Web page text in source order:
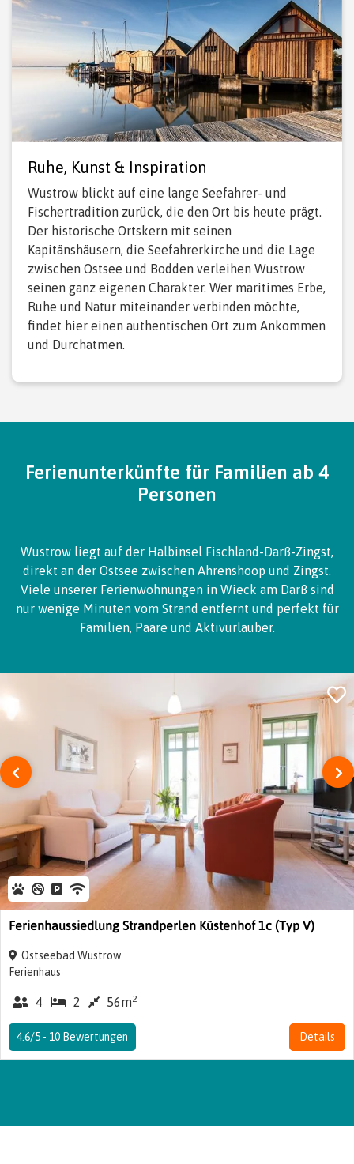
Ruhe, Kunst & Inspiration
Wustrow blickt auf eine lange Seefahrer- und
Fischertradition zurück, die den Ort bis heute prägt.
Der historische Ortskern mit seinen
Kapitänshäusern, die Seefahrerkirche und die Lage
zwischen Ostsee und Bodden verleihen Wustrow
seinen ganz eigenen Charakter. Wer maritimes Erbe,
Ruhe und Natur miteinander verbinden möchte,
findet hier einen authentischen Ort zum Ankommen
und Durchatmen.
Ferienunterkünfte für Familien ab 4
Personen
Wustrow liegt auf der Halbinsel Fischland-Darß-Zingst,
direkt an der Ostsee zwischen Ahrenshoop und Zingst.
Viele unserer Ferienwohnungen in Wieck am Darß sind
nur wenige Minuten vom Strand entfernt und perfekt für
Familien, Paare und Aktivurlauber.
Ferienhaussiedlung Strandperlen Küstenhof 1c (Typ V)
Ostseebad Wustrow
Ferienhaus
4 2 56m2
Details
4.6/5 - 10 Bewertungen
‹ ›